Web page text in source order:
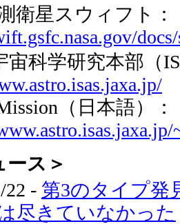
衛星スウィフト：
宙科学研究本部（
（日本語）：
ース＞
22 - 第3のタイプ発
尽きていなかった